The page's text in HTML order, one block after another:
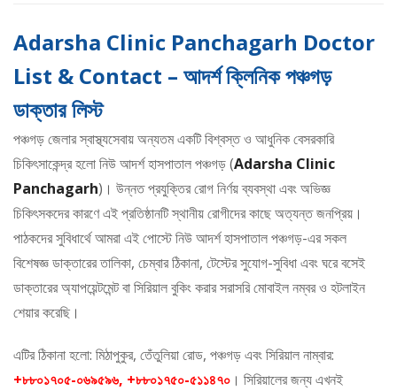
Adarsha Clinic Panchagarh Doctor
List & Contact – আদর্শ ক্লিনিক পঞ্চগড়
ডাক্তার লিস্ট
পঞ্চগড় জেলার স্বাস্থ্যসেবায় অন্যতম একটি বিশ্বস্ত ও আধুনিক বেসরকারি
চিকিৎসাকেন্দ্র হলো নিউ আদর্শ হাসপাতাল পঞ্চগড় (Adarsha Clinic
Panchagarh)। উন্নত প্রযুক্তির রোগ নির্ণয় ব্যবস্থা এবং অভিজ্ঞ
চিকিৎসকদের কারণে এই প্রতিষ্ঠানটি স্থানীয় রোগীদের কাছে অত্যন্ত জনপ্রিয়।
পাঠকদের সুবিধার্থে আমরা এই পোস্টে নিউ আদর্শ হাসপাতাল পঞ্চগড়-এর সকল
বিশেষজ্ঞ ডাক্তারের তালিকা, চেম্বার ঠিকানা, টেস্টের সুযোগ-সুবিধা এবং ঘরে বসেই
ডাক্তারের অ্যাপয়েন্টমেন্ট বা সিরিয়াল বুকিং করার সরাসরি মোবাইল নম্বর ও হটলাইন
শেয়ার করেছি।
এটির ঠিকানা হলো: মিঠাপুকুর, তেঁতুলিয়া রোড, পঞ্চগড় এবং সিরিয়াল নাম্বার:
+৮৮০১৭০৫-০৬৯৫৯৬, +৮৮০১৭৫০-৫১১৪৭০ । সিরিয়ালের জন্য এখনই